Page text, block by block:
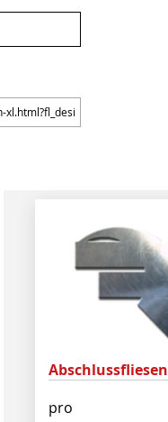
Abschlussfliesen
pro